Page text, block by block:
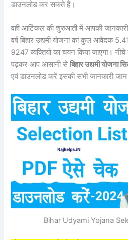
डाउनलोड कर सकते हैं।
वही आर्टिकल की शुरुआती में आपकी
वर्ष बिहार उद्यमी योजना का कुल आवेदक
9247 व्यक्तियों का चयन किया जाएगा। नीचे
पढ़कर आप आसानी सेबिहार उद्यमी योजना
एवं डाउनलोड करें इसकी सभी जानकारी
Bihar Udyami Yojana